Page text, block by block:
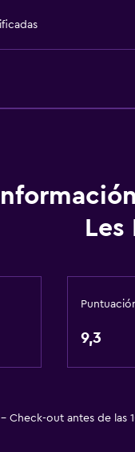
Les
9,3
Check-out antes de las